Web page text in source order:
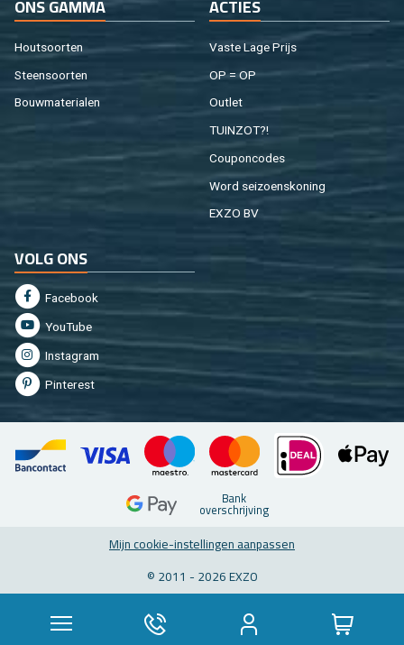
ONS GAMMA
Hout­soor­ten
Steen­soor­ten
Bouw­ma­te­ri­a­len
AC­TIES
Vaste Lage Prijs
OP = OP
Out­let
TUIN­ZOT?!
Cou­pon­co­des
Word sei­zoens­ko­ning
EXZO BV
VOLG ONS
Fa­cebook
You­Tu­be
In­st­agram
Pin­te­rest
Bank
over­schrij­ving
Mijn coo­kie-in­stel­lin­gen aan­pas­sen
© 2011 - 2026 EXZO